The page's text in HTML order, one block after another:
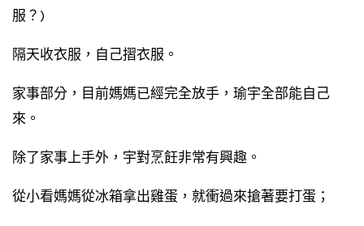
服？)
隔天收衣服，自己摺衣服。
家事部分，目前媽媽已經完全放手，瑜宇全部能自己
來。
除了家事上手外，宇對烹飪非常有興趣。
從小看媽媽從冰箱拿出雞蛋，就衝過來搶著要打蛋；